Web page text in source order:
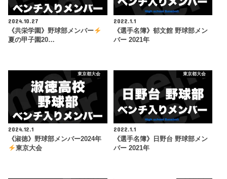
2024.10.27
《共栄学園》野球部メンバー
夏の甲子園20…
2022.1.1
《選手名簿》郁文館 野球部メン
バー 2021年
東京都大会
2024.12.1
《淑徳》野球部メンバー2024年
東京大会
東京都大会
2022.1.1
《選手名簿》日野台 野球部メン
バー 2021年